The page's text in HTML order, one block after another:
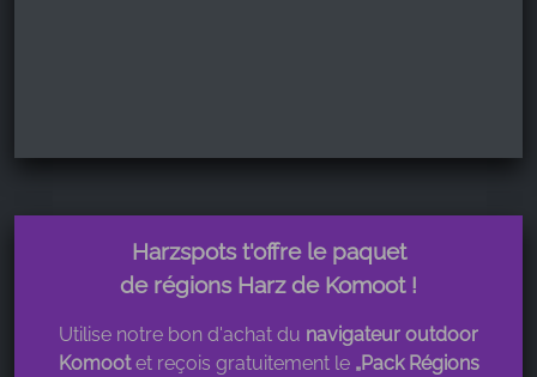
Harzspots t'offre le paquet
de régions Harz de Komoot !
Utilise notre bon d'achat du navigateur outdoor
Komootet reçois gratuitement le „Pack Régions